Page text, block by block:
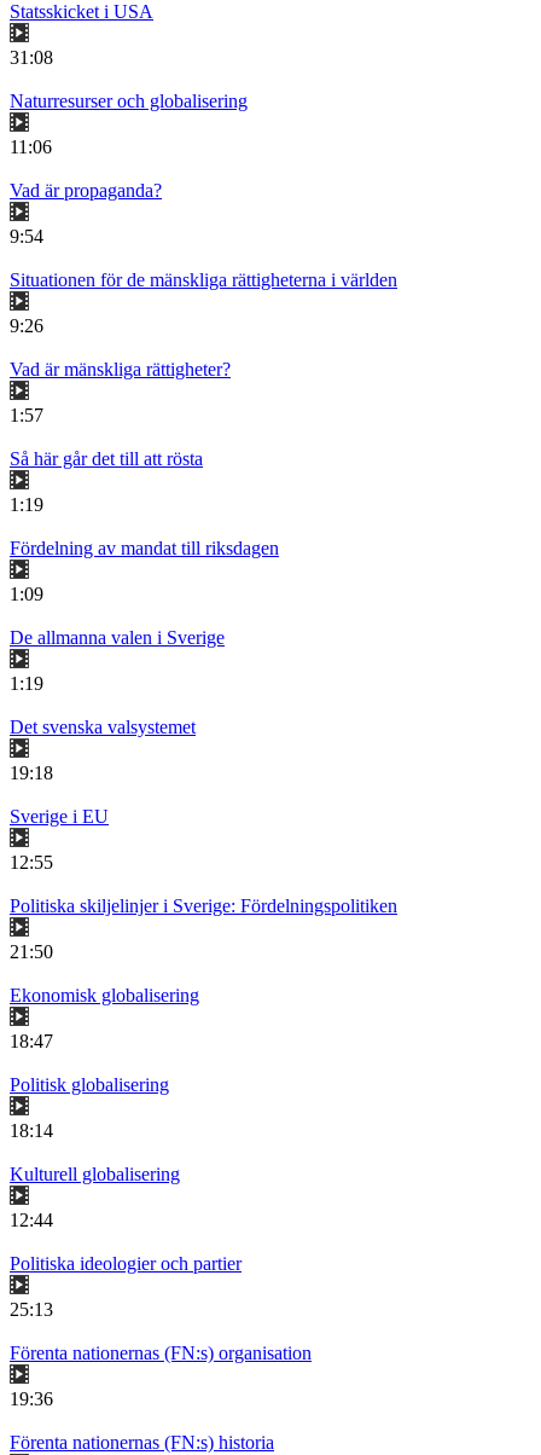
Statsskicket i USA
31:08
Naturresurser och globalisering
11:06
Vad är propaganda?
9:54
Situationen för de mänskliga rättigheterna i världen
9:26
Vad är mänskliga rättigheter?
1:57
Så här går det till att rösta
1:19
Fördelning av mandat till riksdagen
1:09
De allmanna valen i Sverige
1:19
Det svenska valsystemet
19:18
Sverige i EU
12:55
Politiska skiljelinjer i Sverige: Fördelningspolitiken
21:50
Ekonomisk globalisering
18:47
Politisk globalisering
18:14
Kulturell globalisering
12:44
Politiska ideologier och partier
25:13
Förenta nationernas (FN:s) organisation
19:36
Förenta nationernas (FN:s) historia